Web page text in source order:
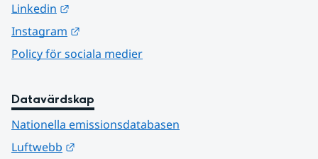
Linkedin
Instagram
Policy för sociala medier
Datavärdskap
Nationella emissionsdatabasen
Luftwebb